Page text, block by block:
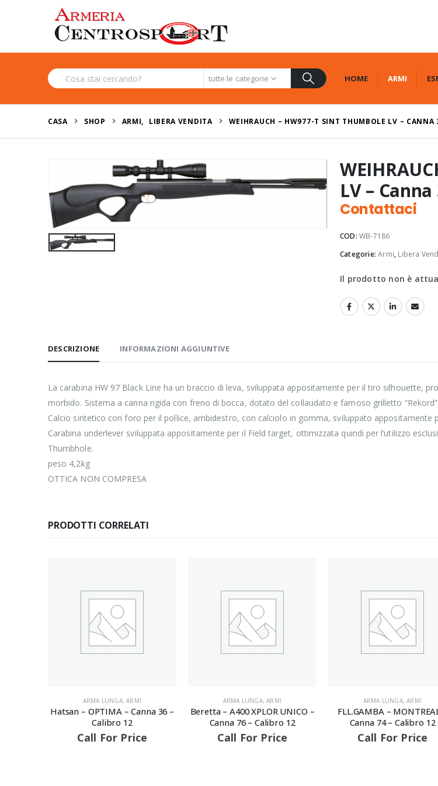
tutte le categorie HOME ARMI
CASA SHOP ARMI, LIBERA VENDITA WEIHRAUCH – HW977-T SINT THUMBOLE LV – CANNA
LV –
Contattaci
COD: WB-7186
Categorie:Armi, Libera
Il prodotto non è
DESCRIZIONE INFORMAZIONI AGGIUNTIVE
La carabina HW 97 Black Line ha un braccio di leva, sviluppata appositamente per il tiro silhouette,
morbido. Sistema a canna rigida con freno di bocca, dotato del collaudato e famoso grilletto
Calcio sintetico con foro per il pollice, ambidestro, con calciolo in gomma, sviluppato appositamente
Carabina underlever sviluppata appositamente per il Field target, ottimizzata quindi per l’utilizzo
Thumbhole.
peso 4,2kg
OTTICA NON COMPRESA
PRODOTTI CORRELATI
ARMA LUNGA,ARMI
Hatsan – OPTIMA – Canna 36 –
Calibro 12
Call For Price
ARMA LUNGA,ARMI
Beretta – A400 XPLOR UNICO –
Canna 76 – Calibro 12
Call For Price
ARMA LUNGA,ARMI
FLL.GAMBA –
Canna 74 – Calibro 12
Call For Price